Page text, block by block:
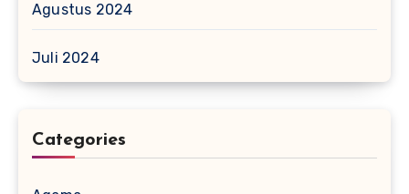
Agustus 2024
Juli 2024
Categories